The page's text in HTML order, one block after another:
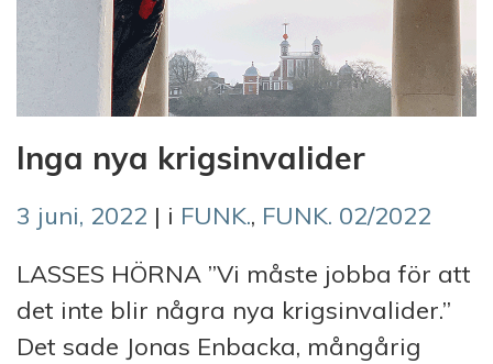
Inga nya krigsinvalider
3 juni, 2022 | i FUNK., FUNK. 02/2022
LASSES HÖRNA ”Vi måste jobba för att
det inte blir några nya krigsinvalider.”
Det sade Jonas Enbacka, mångårig